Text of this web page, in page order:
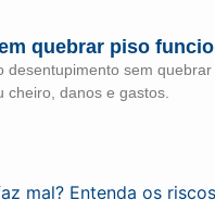
quebrar piso
desentupimento sem
danos e gastos.